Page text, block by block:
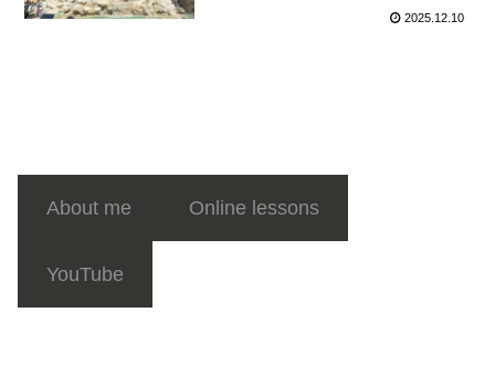
2025.12.10
About me Online lessons
YouTube